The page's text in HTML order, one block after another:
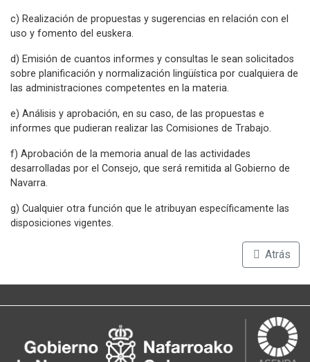
c) Realización de propuestas y sugerencias en relación con el
uso y fomento del euskera.
d) Emisión de cuantos informes y consultas le sean solicitados
sobre planificación y normalización lingüística por cualquiera de
las administraciones competentes en la materia.
e) Análisis y aprobación, en su caso, de las propuestas e
informes que pudieran realizar las Comisiones de Trabajo.
f) Aprobación de la memoria anual de las actividades
desarrolladas por el Consejo, que será remitida al Gobierno de
Navarra.
g) Cualquier otra función que le atribuyan específicamente las
disposiciones vigentes.
Atrás